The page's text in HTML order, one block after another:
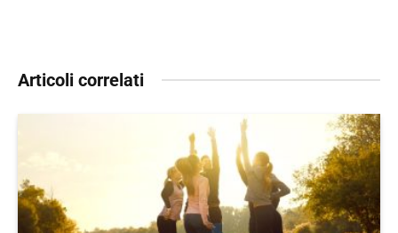
Articoli correlati